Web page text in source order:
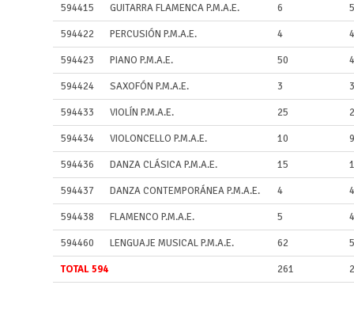
594415 GUITARRA FLAMENCA P.M.A.E. 6 5
594422 PERCUSIÓN P.M.A.E. 4 4
594423 PIANO P.M.A.E. 50
594424 SAXOFÓN P.M.A.E. 3 3
594433 VIOLÍN P.M.A.E. 25
594434 VIOLONCELLO P.M.A.E. 10 9
594436 DANZA CLÁSICA P.M.A.E. 15
594437 DANZA CONTEMPORÁNEA P.M.A.E. 4 4
594438 FLAMENCO P.M.A.E. 5 4
594460 LENGUAJE MUSICAL P.M.A.E. 62
TOTAL 594 261